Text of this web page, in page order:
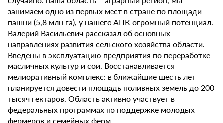
занимаем одно из первых мест в стране по площади
пашни (5,8 млн га), у нашего АПК огромный потенциал.
Валерий Васильевич рассказал об основных
направлениях развития сельского хозяйства области.
Введены в эксплуатацию предприятия по переработке
масличных культур и сои. Восстанавливается
мелиоративный комплекс: в ближайшие шесть лет
планируется довести площадь поливных земель до 200
тысяч гектаров. Область активно участвует в
федеральных программах по поддержке молодых
фермеров и семейных ферм.